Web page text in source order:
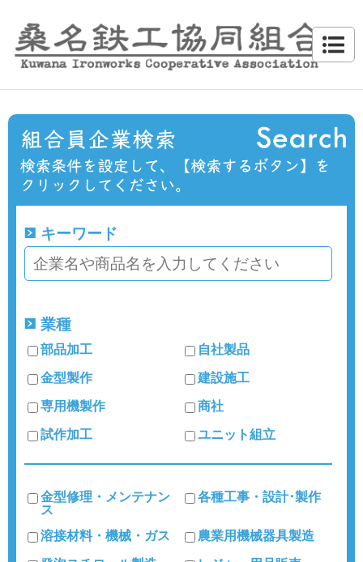
キーワード
業種
部品加工 自社製品
金型製作 建設施工
専用機製作 商社
試作加工 ユニット組立
金型修理・メンテナン
ス
各種工事・設計･製作
溶接材料・機械・ガス 農業用機械器具製造